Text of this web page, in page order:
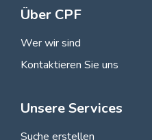
Über CPF
Wer wir sind
Kontaktieren Sie uns
Unsere Services
Suche erstellen